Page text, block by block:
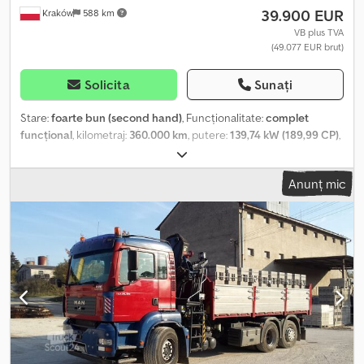
MAN. 100% fără accidente, documentație completă, un singur
Kraków 588 km 39.900 EUR
VB plus TVA
(49.077 EUR brut)
Solicita Sunați
Stare:foarte bun (second hand), Funcționalitate:complet
funcțional, kilometraj: 360.000 km, putere:139,74 kW (189,99 CP),
, greutatea goală:
maximă de încărcare:5.155 kg, configurație ax:4x2, culoare:alb,
, clasă de
emisii:Euro 6, suspensie:oțel-aer, lungimea spațiului de încărcare:
, lățimea spațiului de încărcare: 2.460 mm, înălțime
spațiu de încărcare:2.400 mm, An de fabricație:2020 , Dotări:aer
condiționat, hayon hidraulic, unitate de răcire, MAN TGL 12.190 /
Frigorific 14 EPAL / Carrier Xarios 500 / 3 unități An de fabricație:
2020 360.000 kilometri Date tehnice MMA: 11.990 kg Greutate
proprie: 6.835 kg Capacitate de încărcare: 5.155 kg 190 CP
Cilindree motor: 4.580 cc 4×2 Euro 6 Suspensie pneumatică
spate AdBlue Suport roată de rezervă Suprastructură frigorifică
14 EPAL Uși cu 4 încuietori Frigider Diesel-Electric Carrier Xarios
Anunț mic